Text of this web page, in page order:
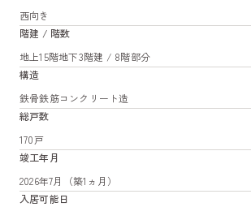
西向き
階建 / 階数
地上15階地下3階建 / 8階部分
構造
鉄骨鉄筋コンクリート造
総戸数
170戸
竣工年月
2026年7月（築1ヵ月）
入居可能日